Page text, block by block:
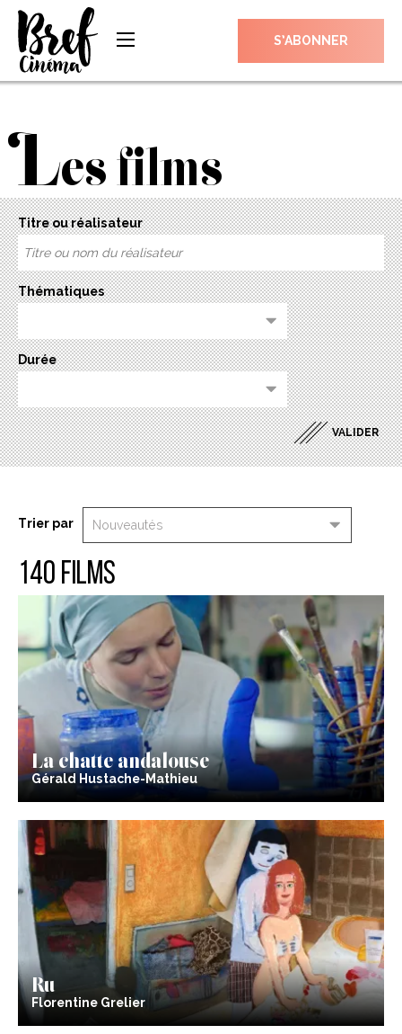
S’ABONNER
L es films
Titre ou réalisateur
Thématiques
Durée
Trier par
140 films
La chatte andalouse
Gérald Hustache-Mathieu
Ru
Florentine Grelier